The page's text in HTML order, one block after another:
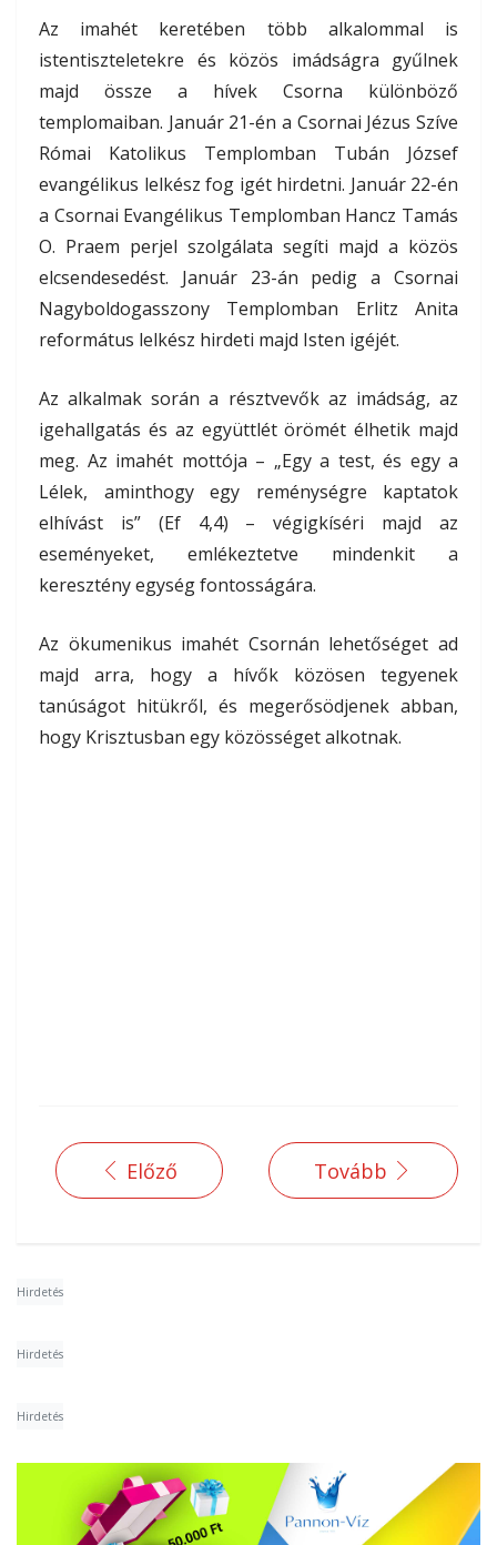
Az imahét keretében több alkalommal is
istentiszteletekre és közös imádságra gyűlnek
majd össze a hívek Csorna különböző
templomaiban. Január 21-én a Csornai Jézus Szíve
Római Katolikus Templomban Tubán József
evangélikus lelkész fog igét hirdetni. Január 22-én
a Csornai Evangélikus Templomban Hancz Tamás
O. Praem perjel szolgálata segíti majd a közös
elcsendesedést. Január 23-án pedig a Csornai
Nagyboldogasszony Templomban Erlitz Anita
református lelkész hirdeti majd Isten igéjét.
Az alkalmak során a résztvevők az imádság, az
igehallgatás és az együttlét örömét élhetik majd
meg. Az imahét mottója – „Egy a test, és egy a
Lélek, aminthogy egy reménységre kaptatok
elhívást is” (Ef 4,4) – végigkíséri majd az
eseményeket, emlékeztetve mindenkit a
keresztény egység fontosságára.
Az ökumenikus imahét Csornán lehetőséget ad
majd arra, hogy a hívők közösen tegyenek
tanúságot hitükről, és megerősödjenek abban,
hogy Krisztusban egy közösséget alkotnak.
Előző Tovább
Hirdetés
Hirdetés
Hirdetés